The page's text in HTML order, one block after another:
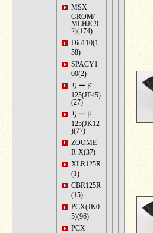
MSX
GROM(
MLHJC9
2)(174)
Dio110(1
58)
SPACY1
00(2)
リード
125(JF45)
(27)
リード
125(JK12
)(77)
ZOOME
R-X(37)
XLR125R
(1)
CBR125R
(15)
PCX(JK0
5)(96)
PCX